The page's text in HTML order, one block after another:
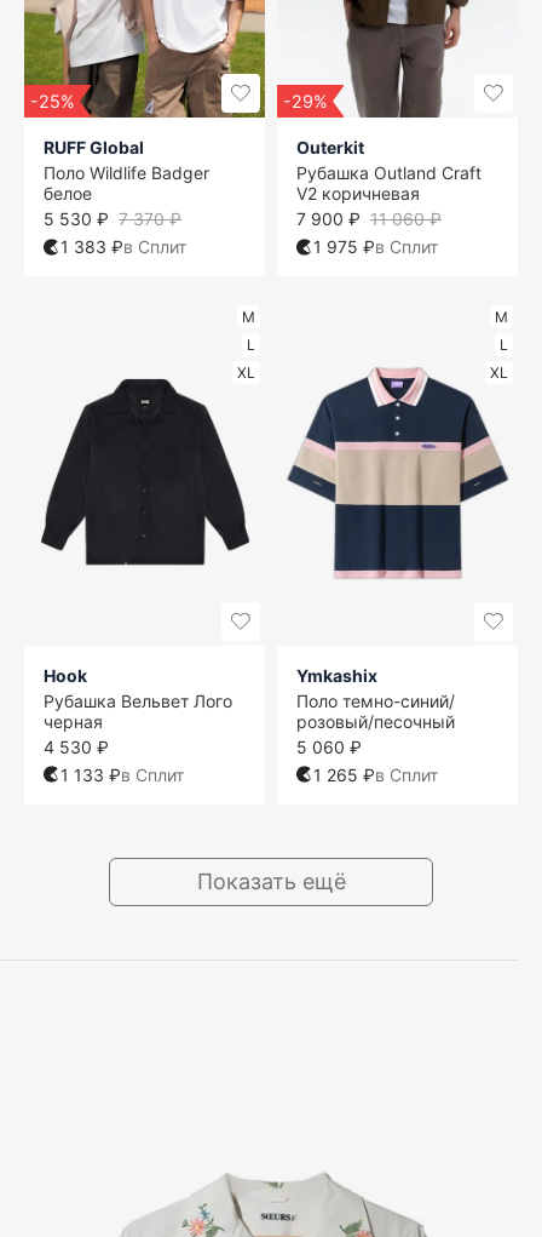
-25%
RUFF Global
Поло Wildlife Badger
белое
7 370 ₽
5 530 ₽
1 383 ₽в Сплит
-29%
Outerkit
Рубашка Outland Craft
V2 коричневая
11 060 ₽
7 900 ₽
1 975 ₽в Сплит
M
L
XL
Hook
Рубашка Вельвет Лого
черная
4 530 ₽
1 133 ₽в Сплит
M
L
XL
Ymkashix
Поло темно-синий/
розовый/песочный
5 060 ₽
1 265 ₽в Сплит
Показать ещё